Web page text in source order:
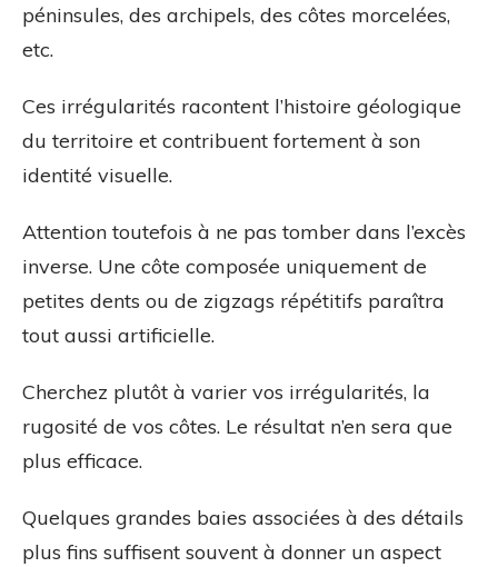
péninsules, des archipels, des côtes morcelées,
etc.
Ces irrégularités racontent l’histoire géologique
du territoire et contribuent fortement à son
identité visuelle.
Attention toutefois à ne pas tomber dans l’excès
inverse. Une côte composée uniquement de
petites dents ou de zigzags répétitifs paraîtra
tout aussi artificielle.
Cherchez plutôt à varier vos irrégularités, la
rugosité de vos côtes. Le résultat n’en sera que
plus efficace.
Quelques grandes baies associées à des détails
plus fins suffisent souvent à donner un aspect